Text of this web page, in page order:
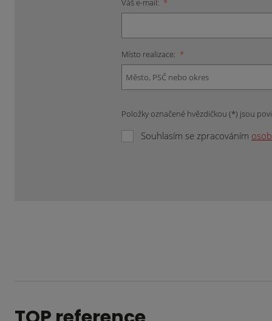
Váš e-mail: *
Místo realizace: *
Položky označené hvězdičkou (*) jsou
Souhlasím se zpracováním